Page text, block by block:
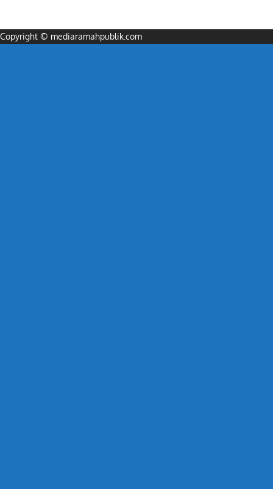
Copyright © mediaramahpublik.com